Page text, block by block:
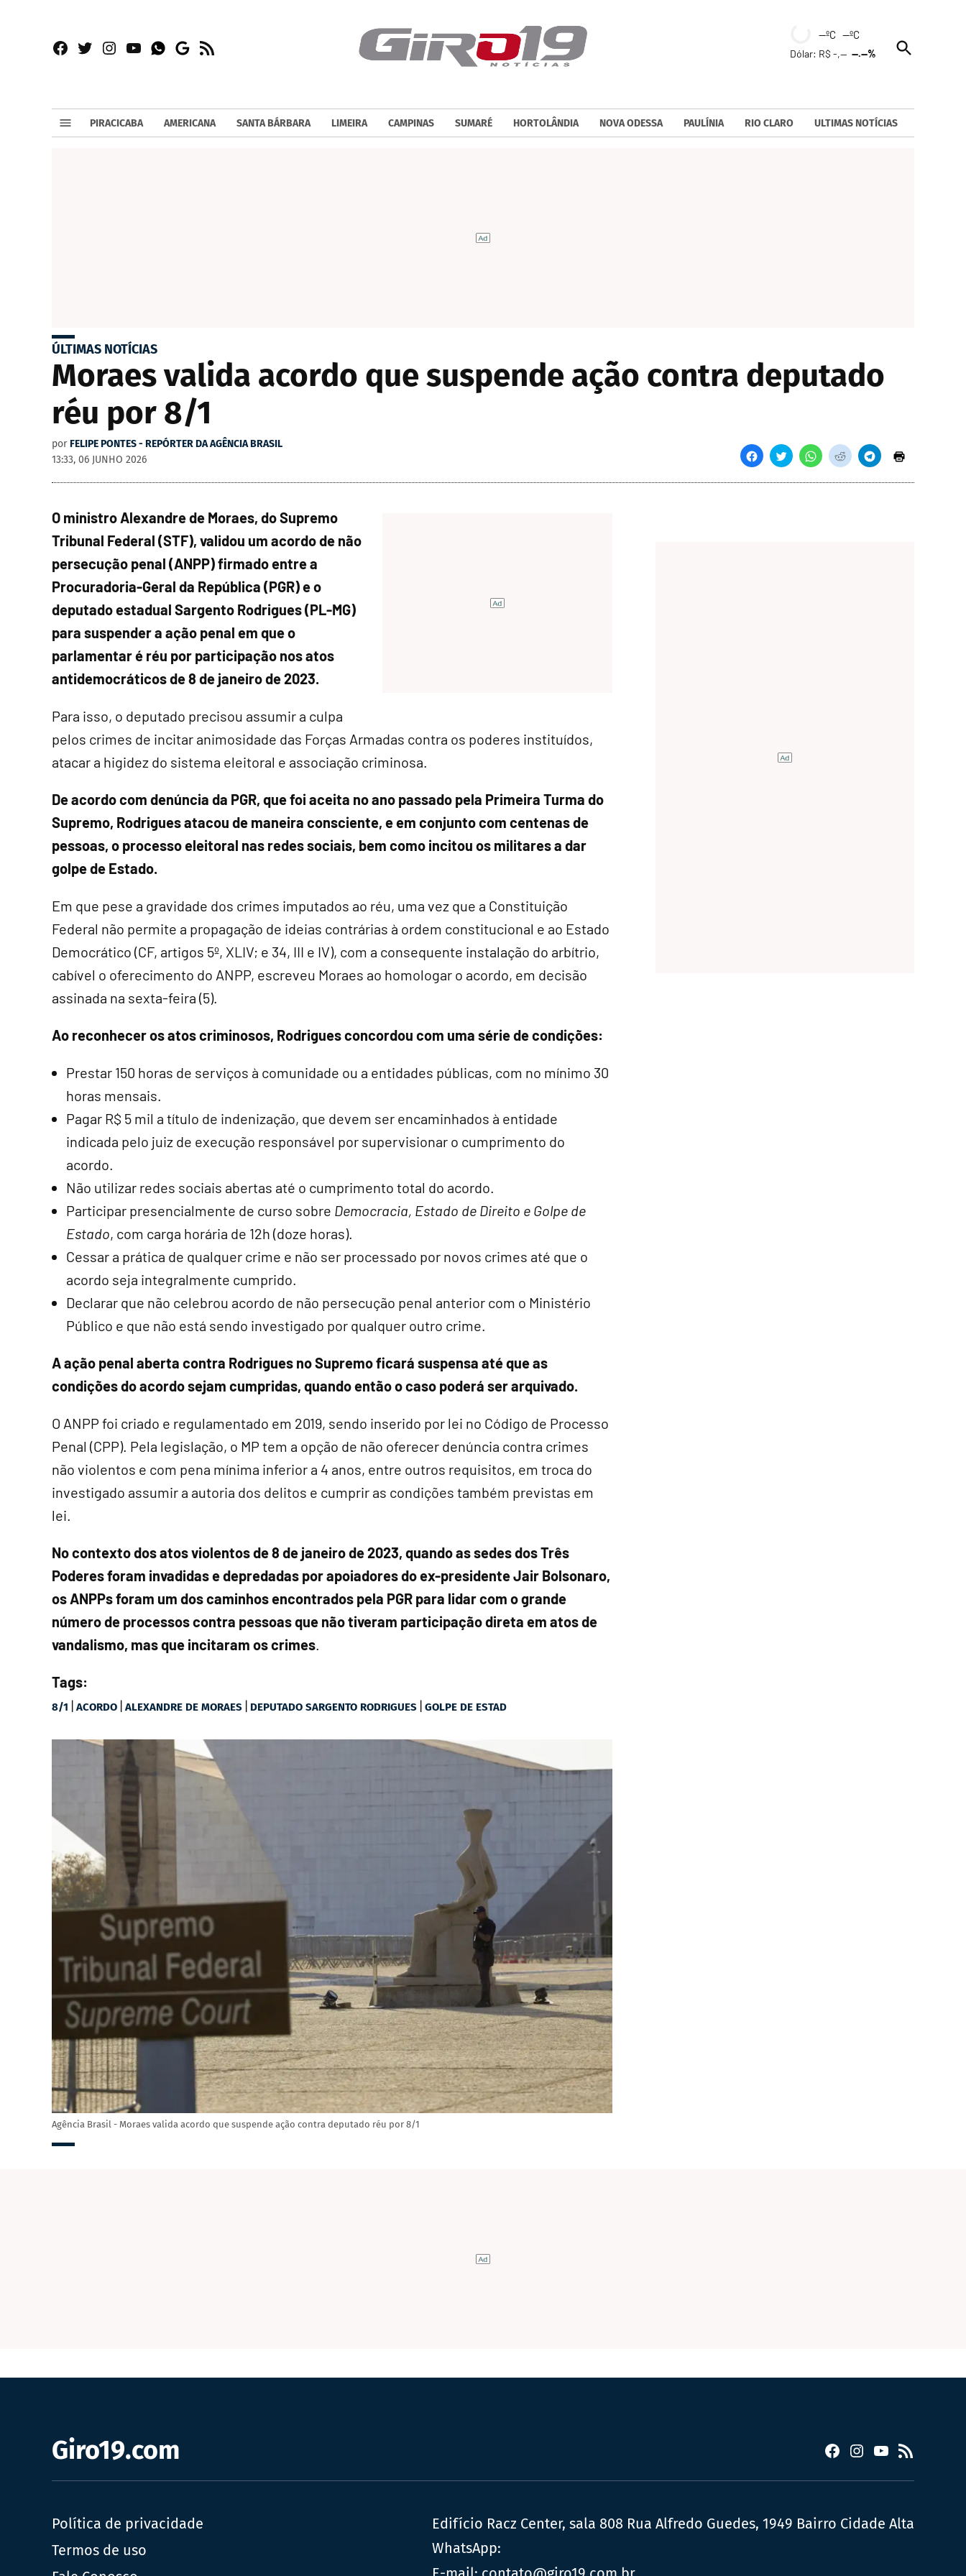
Facebook
TwitterInstagram
YouTubeWhatsapp
Google
RSS
--ºC --ºC
Dólar: R$ -,----.--%
Open
Search
PIRACICABA AMERICANA SANTA BÁRBARA LIMEIRA CAMPINAS SUMARÉ HORTOLÂNDIA NOVA ODESSA PAULÍNIA RIO CLARO ULTIMAS NOTÍCIAS
ÚLTIMAS NOTÍCIAS
Moraes valida acordo que suspende ação contra deputado
réu por 8/1
por FELIPE PONTES - REPÓRTER DA AGÊNCIA BRASIL
13:33, 06 JUNHO 2026
O ministro Alexandre de Moraes, do Supremo
Tribunal Federal (STF), validou um acordo de não
persecução penal (ANPP) firmado entre a
Procuradoria-Geral da República (PGR) e o
deputado estadual Sargento Rodrigues (PL-MG)
para suspender a ação penal em que o
parlamentar é réu por participação nos atos
antidemocráticos de 8 de janeiro de 2023.
Para isso, o deputado precisou assumir a culpa
pelos crimes de incitar animosidade das Forças Armadas contra os poderes instituídos,
atacar a higidez do sistema eleitoral e associação criminosa.
De acordo com denúncia da PGR, que foi aceita no ano passado pela Primeira Turma do
Supremo, Rodrigues atacou de maneira consciente, e em conjunto com centenas de
pessoas, o processo eleitoral nas redes sociais, bem como incitou os militares a dar
golpe de Estado.
Em que pese a gravidade dos crimes imputados ao réu, uma vez que a Constituição
Federal não permite a propagação de ideias contrárias à ordem constitucional e ao Estado
Democrático (CF, artigos 5º, XLIV; e 34, III e IV), com a consequente instalação do arbítrio,
cabível o oferecimento do ANPP, escreveu Moraes ao homologar o acordo, em decisão
assinada na sexta-feira (5).
Ao reconhecer os atos criminosos, Rodrigues concordou com uma série de condições:
Prestar 150 horas de serviços à comunidade ou a entidades públicas, com no mínimo 30
horas mensais.
Pagar R$ 5 mil a título de indenização, que devem ser encaminhados à entidade
indicada pelo juiz de execução responsável por supervisionar o cumprimento do
acordo.
Não utilizar redes sociais abertas até o cumprimento total do acordo.
Participar presencialmente de curso sobre Democracia, Estado de Direito e Golpe de
Estado, com carga horária de 12h (doze horas).
Cessar a prática de qualquer crime e não ser processado por novos crimes até que o
acordo seja integralmente cumprido.
Declarar que não celebrou acordo de não persecução penal anterior com o Ministério
Público e que não está sendo investigado por qualquer outro crime.
A ação penal aberta contra Rodrigues no Supremo ficará suspensa até que as
condições do acordo sejam cumpridas, quando então o caso poderá ser arquivado.
O ANPP foi criado e regulamentado em 2019, sendo inserido por lei no Código de Processo
Penal (CPP). Pela legislação, o MP tem a opção de não oferecer denúncia contra crimes
não violentos e com pena mínima inferior a 4 anos, entre outros requisitos, em troca do
investigado assumir a autoria dos delitos e cumprir as condições também previstas em
lei.
No contexto dos atos violentos de 8 de janeiro de 2023, quando as sedes dos Três
Poderes foram invadidas e depredadas por apoiadores do ex-presidente Jair Bolsonaro,
os ANPPs foram um dos caminhos encontrados pela PGR para lidar com o grande
número de processos contra pessoas que não tiveram participação direta em atos de
vandalismo, mas que incitaram os crimes.
Tags:
8/1 | ACORDO | ALEXANDRE DE MORAES | DEPUTADO SARGENTO RODRIGUES | GOLPE DE ESTAD
Agência Brasil - Moraes valida acordo que suspende ação contra deputado réu por 8/1
Giro19.com Facebook
Instagram
YouTube
RSS
Política de privacidade
Termos de uso
Edifício Racz Center, sala 808 Rua Alfredo Guedes, 1949 Bairro Cidade Alta
WhatsApp: